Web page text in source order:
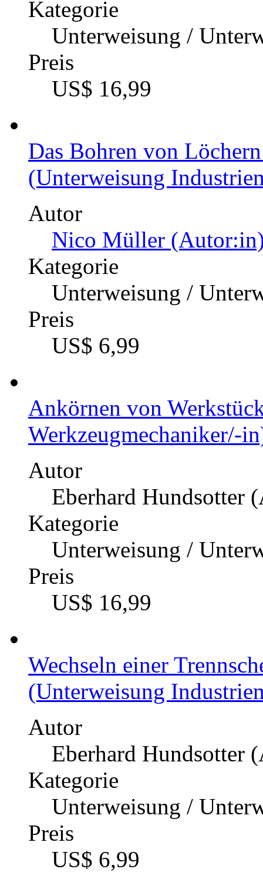
Kategorie
Unterweisung /
Preis
US$ 16,99
Das Bohren von
(Unterweisung
Autor
Nico Müller
Kategorie
Unterweisung /
Preis
US$ 6,99
Ankörnen von
Werkzeugmechaniker/-
Autor
Eberhard Hundsotter
Kategorie
Unterweisung /
Preis
US$ 16,99
Wechseln einer
(Unterweisung
Autor
Eberhard Hundsotter
Kategorie
Unterweisung /
Preis
US$ 6,99